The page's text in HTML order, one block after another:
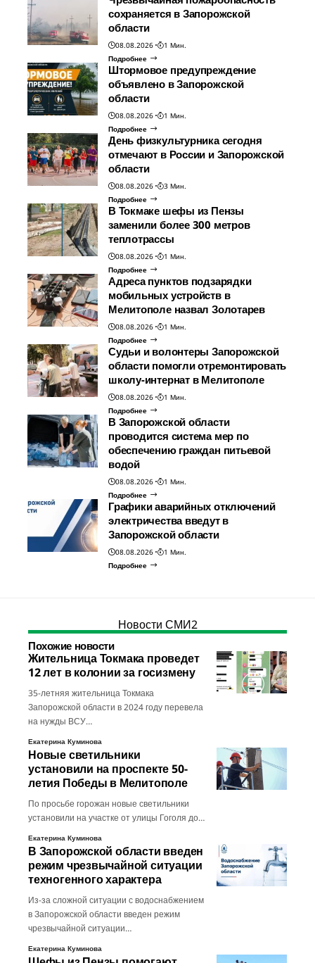
сохраняется в Запорожской
области
08.08.2026
1 Мин.
Подробнее
Штормовое предупреждение
объявлено в Запорожской
области
08.08.2026
1 Мин.
Подробнее
День физкультурника сегодня
отмечают в России и Запорожской
области
08.08.2026
3 Мин.
Подробнее
В Токмаке шефы из Пензы
заменили более 300 метров
теплотрассы
08.08.2026
1 Мин.
Подробнее
Адреса пунктов подзарядки
мобильных устройств в
Мелитополе назвал Золотарев
08.08.2026
1 Мин.
Подробнее
Судьи и волонтеры Запорожской
области помогли отремонтировать
школу-интернат в Мелитополе
08.08.2026
1 Мин.
Подробнее
В Запорожской области
проводится система мер по
обеспечению граждан питьевой
водой
08.08.2026
1 Мин.
Подробнее
Графики аварийных отключений
электричества введут в
Запорожской области
08.08.2026
1 Мин.
Подробнее
Новости СМИ2
Похожие новости
Жительница Токмака проведет
12 лет в колонии за госизмену
35-летняя жительница Токмака
Запорожской области в 2024 году перевела
на нужды ВСУ…
Екатерина Куминова
Новые светильники
установили на проспекте 50-
летия Победы в Мелитополе
По просьбе горожан новые светильники
установили на участке от улицы Гоголя до…
Екатерина Куминова
В Запорожской области введен
режим чрезвычайной ситуации
техногенного характера
Из-за сложной ситуации с водоснабжением
в Запорожской области введен режим
чрезвычайной ситуации…
Екатерина Куминова